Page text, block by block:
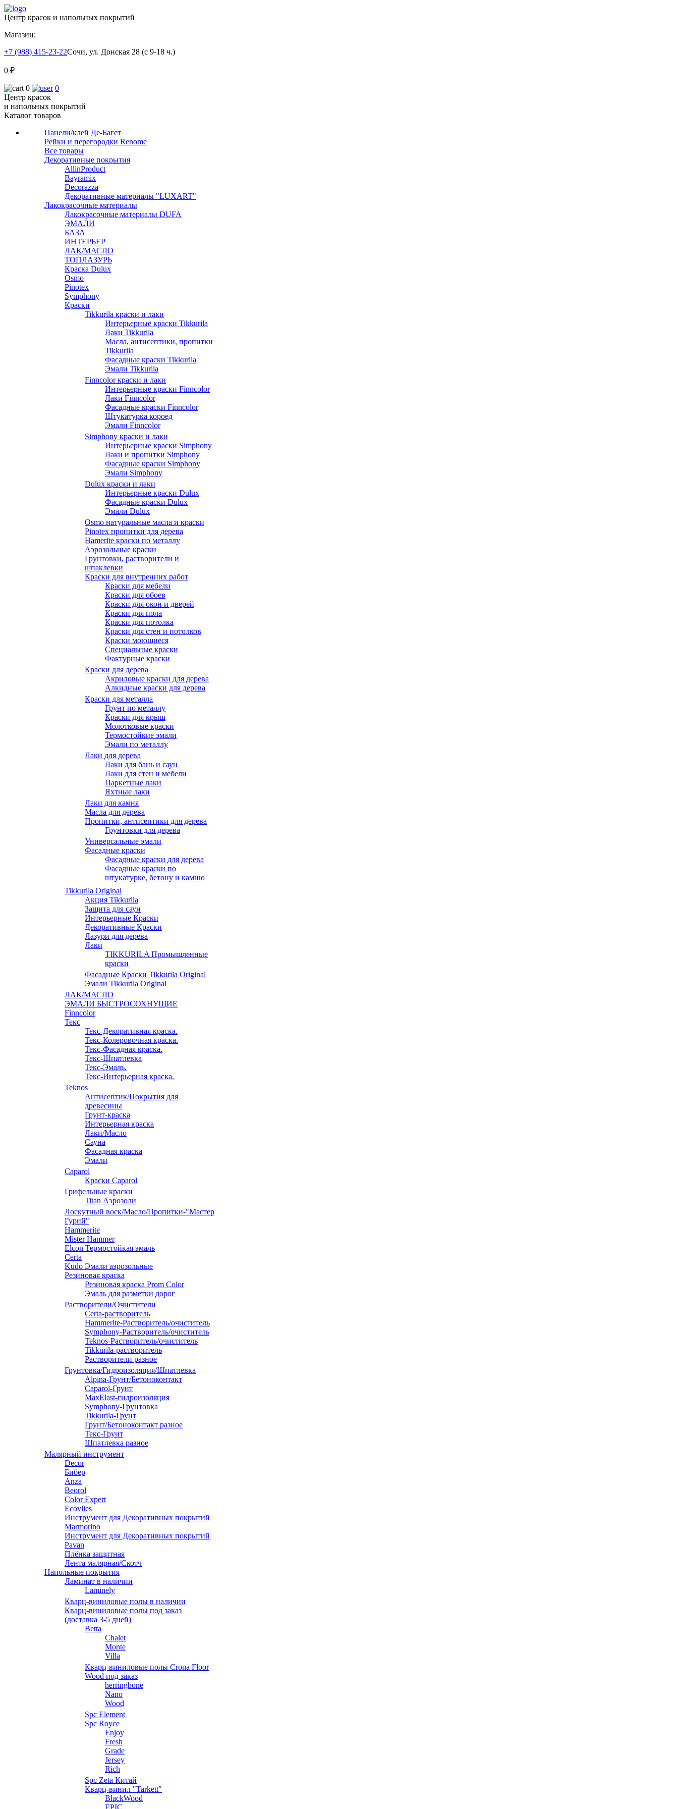
Центр красок и напольных покрытий
Магазин:
+7 (988) 415-23-22Сочи, ул. Донская 28 (с 9-18 ч.)
0 ₽
0
0
Центр красок
и напольных покрытий
Каталог товаров
Панели/клей Де-Багет
Рейки и перегородки Renome
Все товары
Декоративные покрытия
AllinProduct
Bayramix
Decorazza
Декоративные материалы "LUXART"
Лакокрасочные материалы
Лакокрасочные материалы DUFA
ЭМАЛИ
БАЗА
ИНТЕРЬЕР
ЛАК/МАСЛО
ТОПЛАЗУРЬ
Краска Dulux
Osmo
Pinotex
Symphony
Краски
Tikkurila краски и лаки
Интерьерные краски Tikkurila
Лаки Tikkurila
Масла, антисептики, пропитки
Tikkurila
Фасадные краски Tikkurila
Эмали Tikkurila
Finncolor краски и лаки
Интерьерные краски Finncolor
Лаки Finncolor
Фасадные краски Finncolor
Штукатурка короед
Эмали Finncolor
Simphony краски и лаки
Интерьерные краски Simphony
Лаки и пропитки Simphony
Фасадные краски Simphony
Эмали Simphony
Dulux краски и лаки
Интерьерные краски Dulux
Фасадные краски Dulux
Эмали Dulux
Osmo натуральные масла и краски
Pinotex пропитки для дерева
Hamerite краски по металлу
Аэрозольные краски
Грунтовки, растворители и
шпаклевки
Краски для внутренних работ
Краски для мебели
Краски для обоев
Краски для окон и дверей
Краски для пола
Краски для потолка
Краски для стен и потолков
Краски моющиеся
Специальные краски
Фактурные краски
Краски для дерева
Акриловые краски для дерева
Алкидные краски для дерева
Краски для металла
Грунт по металлу
Краски для крыш
Молотковые краски
Термостойкие эмали
Эмали по металлу
Лаки для дерева
Лаки для бань и саун
Лаки для стен и мебели
Паркетные лаки
Яхтные лаки
Лаки для камня
Масла для дерева
Пропитки, антисептики для дерева
Грунтовки для дерева
Универсальные эмали
Фасадные краски
Фасадные краски для дерева
Фасадные краски по
штукатурке, бетону и камню
Tikkurila Original
Акция Tikkurila
Защита для саун
Интерьерные Краски
Декоративные Краски
Лазури для дерева
Лаки
TIKKURILA Промышленные
краски
Фасадные Краски Tikkurila Original
Эмали Tikkurila Original
ЛАК/МАСЛО
ЭМАЛИ БЫСТРОСОХНУЩИЕ
Finncolor
Текс
Текс-Декоративная краска.
Текс-Колеровочная краска.
Текс-Фасадная краска.
Текс-Шпатлевка
Текс-Эмаль.
Текс-Интерьерная краска.
Teknos
Антисептик/Покрытия для
древесины
Грунт-краска
Интерьерная краска
Лаки/Масло
Сауна
Фасадная краска
Эмали
Caparol
Краски Caparol
Грифельные краски
Titan Аэрозоли
Лоскутный воск/Масло/Пропитки-"Мастер
Гурий"
Hammerite
Mister Hammer
Elcon Термостойкая эмаль
Certa
Kudo Эмали аэрозольные
Резиновая краска
Резиновая краска Prom Color
Эмаль для разметки дорог
Растворители/Очистители
Certa-растворитель
Hammerite-Растворитель/очиститель
Symphony-Растворитель/очиститель
Teknos-Растворитель/очиститель
Tikkurila-растворитель
Растворители разное
Грунтовка/Гидроизоляция/Шпатлевка
Alpina-Грунт/Бетоноконтакт
Caparol-Грунт
MaxElast-гидроизоляция
Symphony-Грунтовка
Tikkurila-Грунт
Грунт/Бетоноконтакт разное
Текс-Грунт
Шпатлевка разное
Малярный инструмент
Decor
Бибер
Anza
Beorol
Color Expert
Ecovlies
Инструмент для Декоративных покрытий
Marmorino
Инструмент для Декоративных покрытий
Pavan
Плёнка защитная
Лента малярная/Скотч
Напольные покрытия
Ламинат в наличии
Laminely
Кварц-виниловые полы в наличии
Кварц-виниловые полы под заказ
(доставка 3-5 дней)
Betta
Chalet
Monte
Villa
Кварц-виниловые полы Crona Floor
Wood под заказ
herringbone
Nano
Wood
Spc Element
Spc Royce
Enjoy
Fresh
Grade
Jersey
Rich
Spc Zeta Китай
Кварц-винил "Tarkett"
BlackWood
EPIC